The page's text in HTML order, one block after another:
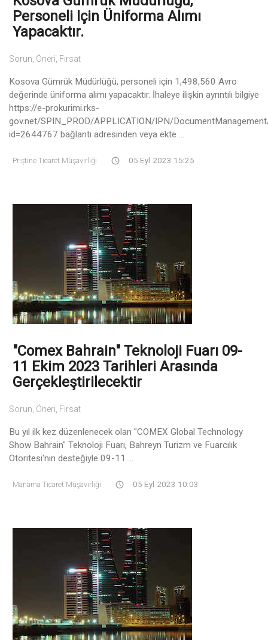
Personeli Için Üniforma Alımı
Yapacaktır.
Sorun, Öneri, Fırsat
Kosova Gümrük Müdürlüğü, personeli için 1,498,560 Avro
değerinde üniforma alımı yapacaktır. İhaleye ilişkin ayrıntılı bilgiye
https://e-prokurimi.rks-
gov.net/SPIN_PROD/APPLICATION/IPN/
id=2644767 bağlantı adresinden veya ekte ...
Priştine Ticaret Müşavirliği 05 Eyl 2023 15:25
"Comex Bahrain" Teknoloji Fuarı 09-
11 Ekim 2023 Tarihleri Arasında
Gerçekleştirilecektir
Sorun, Öneri, Fırsat
Bu yıl ilk kez düzenlenecek olan "COMEX Global Technology
Show Bahrain" Teknoloji Fuarı, Bahreyn Turizm ve Fuarcılık
Otoritesi'nin desteğiyle 09-11 ...
Manama Ticaret Müşavirliği 05 Eyl 2023 10:03